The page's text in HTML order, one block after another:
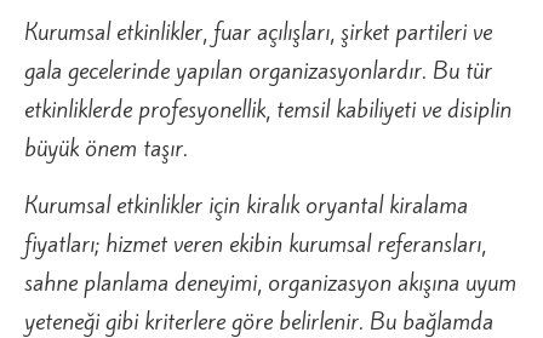
Kurumsal etkinlikler, fuar açılışları, şirket partileri ve
gala gecelerinde yapılan organizasyonlardır. Bu tür
etkinliklerde profesyonellik, temsil kabiliyeti ve disiplin
büyük önem taşır.
Kurumsal etkinlikler için kiralık oryantal kiralama
fiyatları; hizmet veren ekibin kurumsal referansları,
sahne planlama deneyimi, organizasyon akışına uyum
yeteneği gibi kriterlere göre belirlenir. Bu bağlamda